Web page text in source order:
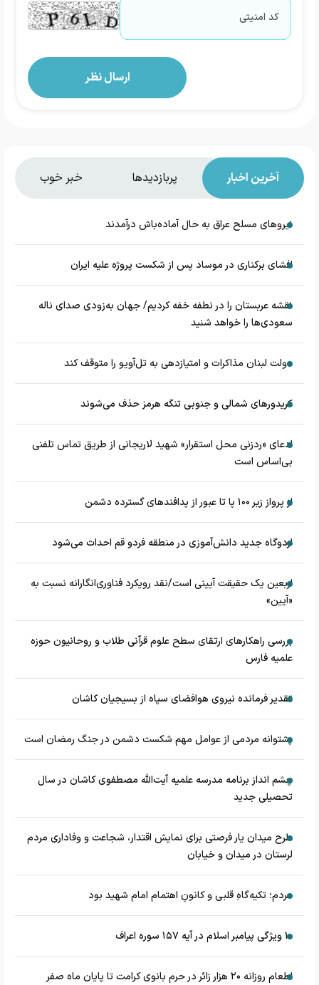
آخرین اخبار پربازدیدها خبر خوب
نیروهای مسلح عراق به حال آماده‌باش درآمدند
افشای برکناری در موساد پس از شکست پروژه علیه ایران
نقشه عربستان را در نطفه خفه کردیم/ جهان به‌زودی صدای ناله
سعودی‌ها را خواهد شنید
دولت لبنان مذاکرات و امتیازدهی به تل‌آویو را متوقف کند
کریدورهای شمالی و جنوبی تنگه هرمز حذف می‌شوند
ادعای «ردزنی محل استقرار» شهید لاریجانی از طریق تماس تلفنی
بی‌اساس است
از پرواز زیر ۱۰۰ پا تا عبور از پدافند‌های گسترده دشمن
اردوگاه جدید دانش‌آموزی در منطقه فردو قم احداث می‌شود
اربعین یک حقیقت آیینی است/نقد رویکرد فناوری‌انگارانه نسبت به
«آیین»
بررسی راهکارهای ارتقای سطح علوم قرآنی طلاب و روحانیون حوزه
علمیه فارس
تقدیر فرمانده نیروی هوافضای سپاه از بسیجیان کاشان
پشتوانه مردمی از عوامل مهم شکست دشمن در جنگ رمضان است
چشم‌ انداز برنامه مدرسه علمیه آیت‌الله مصطفوی کاشان در سال
تحصیلی جدید
طرح میدان یار فرصتی برای نمایش اقتدار، شجاعت و وفاداری مردم
لرستان در میدان و خیابان
مردم؛ تکیه‌گاهِ قلبی و کانونِ اهتمام امام شهید بود
۱۰ ویژگی پیامبر اسلام در آیه ۱۵۷ سوره اعراف
اطعام روزانه ۲۰ هزار زائر در حرم بانوی کرامت تا پایان ماه صفر